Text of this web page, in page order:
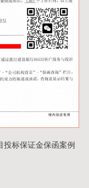
投标保证金保函案例